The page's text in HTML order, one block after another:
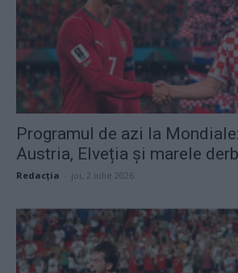
Programul de azi la
Austria, Elveția și marele
Redacţia joi, 2 iulie 2026